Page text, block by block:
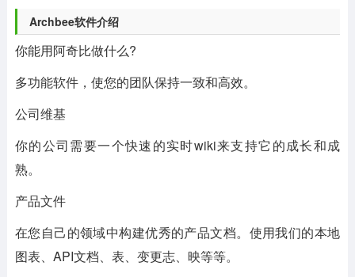
Archbee软件介绍
你能用阿奇比做什么?
多功能软件，使您的团队保持一致和高效。
公司维基
你的公司需要一个快速的实时wiki来支持它的成长和成
熟。
产品文件
在您自己的领域中构建优秀的产品文档。使用我们的本地
图表、API文档、表、变更志、映等等。